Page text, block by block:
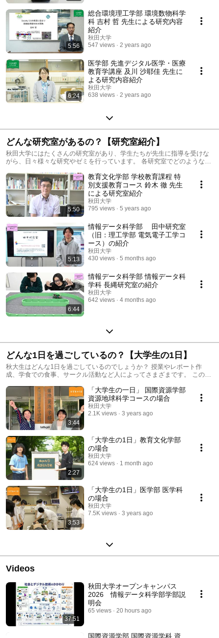
5:56
総合環境理工学部 環境数物科学
科 吉村 哲 先生による研究内容
紹介
秋田大学
547 views
2 years ago
6:24
医学部 先進デジタル医学・医療
教育学講座 及川 沙耶佳 先生に
よる研究内容紹介
秋田大学
638 views
2 years ago
どんな研究室があるの？【研究室紹介】
秋田大学にはたくさんの研究室があり、学生たちが先生に指導を受けな
がら、日々様々な研究やゼミを行っています。 各研究室でどのような研
5:50
教育文化学部 学校教育課程 特
別支援教育コース 鈴木 徹 先生
による研究室紹介
秋田大学
795 views
5 years ago
5:13
情報データ科学部 田中研究室
（旧：理工学部 電気電子工学コ
ース）の紹介
秋田大学
430 views
5 months ago
6:44
情報データ科学部 情報データ科
学科 長縄研究室の紹介
秋田大学
642 views
4 months ago
どんな1日を過ごしているの？【大学生の1日】
秋大生はどんな1日を過ごしているのでしょうか？ 授業やレポート作
成、学食での食事、サークル活動など人によってさまざまです。 この動
3:44
「大学生の一日」 国際資源学部
資源地球科学コースの場合
秋田大学
2.1K views
3 years ago
2:27
「大学生の1日」教育文化学部
の場合
秋田大学
624 views
1 month ago
3:53
「大学生の1日」医学部 医学科
の場合
秋田大学
7.5K views
3 years ago
Videos
37:51
秋田大学オープンキャンパス
2026 情報データ科学部学部説
明会
65 views 20 hours ago
国際資源学部 国際資源学科 資